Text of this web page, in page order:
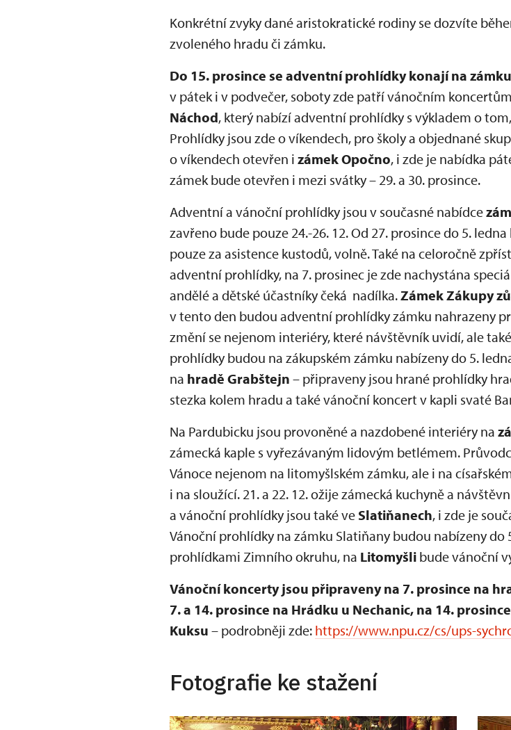
Konkrétní zvyky dané aristokratické rodiny se dozvíte
zvoleného hradu či zámku.
Do 15. prosince se adventní prohlídky konají na
v pátek i v podvečer, soboty zde patří vánočním
Náchod, který nabízí adventní prohlídky s výkladem o
Prohlídky jsou zde o víkendech, pro školy a objednané
o víkendech otevřen i zámek Opočno, i zde je nabídka
zámek bude otevřen i mezi svátky – 29. a 30. prosince.
Adventní a vánoční prohlídky jsou v současné nabídce
zavřeno bude pouze 24.-26. 12. Od 27. prosince do 5.
pouze za asistence kustodů, volně. Také na celoročně
adventní prohlídky, na 7. prosinec je zde nachystána
andělé a dětské účastníky čeká nadílka.Zámek Zákupy
v tento den budou adventní prohlídky zámku nahrazeny
změní se nejenom interiéry, které návštěvník uvidí, ale
prohlídky budou na zákupském zámku nabízeny do 5.
na hradě Grabštejn – připraveny jsou hrané prohlídky
stezka kolem hradu a také vánoční koncert v kapli svaté
Na Pardubicku jsou provoněné a nazdobené interiéry na
zámecká kaple s vyřezávaným lidovým betlémem.
Vánoce nejenom na litomyšlském zámku, ale i na
i na sloužící. 21. a 22. 12. ožije zámecká kuchyně a
a vánoční prohlídky jsou také ve Slatiňanech, i zde je
Vánoční prohlídky na zámku Slatiňany budou nabízeny do
prohlídkami Zimního okruhu, na Litomyšli bude vánoční
Vánoční koncerty jsou připraveny na 7. prosince na
7. a 14. prosince na Hrádku u Nechanic, na 14.
Kuksu – podrobněji zde: https://www.npu.cz/cs/ups-
Fotografie ke stažení